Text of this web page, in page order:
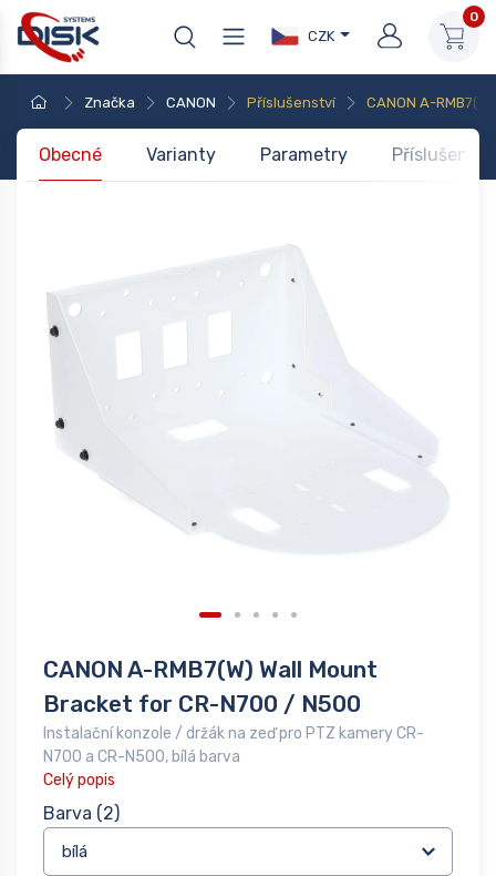
CZK
0
Značka CANON Příslušenství CANON A-
Obecné Varianty Parametry
CANON A-RMB7(W) Wall Mount
Bracket for CR-N700 / N500
Instalační konzole / držák na zeď pro PTZ kamery CR-
N700 a CR-N500, bílá barva
Celý popis
Barva (2)